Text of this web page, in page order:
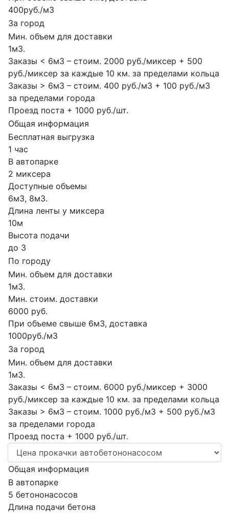
400руб./м3
За город
Мин. объем для доставки
1м3.
Заказы < 6м3 – стоим. 2000 руб./миксер + 500
руб./миксер за каждые 10 км. за пределами кольца
Заказы > 6м3 – стоим. 400 руб./м3 + 100 руб./м3
за пределами города
Проезд поста + 1000 руб./шт.
Общая информация
Бесплатная выгрузка
1 час
В автопарке
2 миксера
Доступные объемы
6м3, 8м3.
Длина ленты у миксера
10м
Высота подачи
до 3
По городу
Мин. объем для доставки
1м3.
Мин. стоим. доставки
6000 руб.
При объеме свыше 6м3, доставка
1000руб./м3
За город
Мин. объем для доставки
1м3.
Заказы < 6м3 – стоим. 6000 руб./миксер + 3000
руб./миксер за каждые 10 км. за пределами кольца
Заказы > 6м3 – стоим. 1000 руб./м3 + 500 руб./м3
за пределами города
Проезд поста + 1000 руб./шт.
Общая информация
В автопарке
5 бетононасосов
Длина подачи бетона